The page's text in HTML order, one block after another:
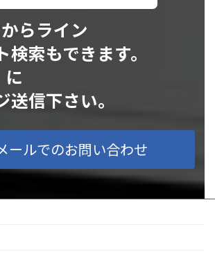
らライン
検索もできます。
に
送信下さい。
ールでのお問い合わせ